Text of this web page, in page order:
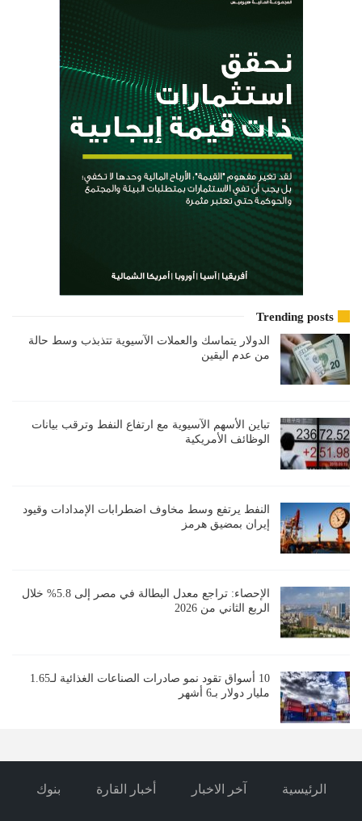
Trending posts
الدولار يتماسك والعملات الآسيوية تتذبذب وسط حالة
من عدم اليقين
تباين الأسهم الآسيوية مع ارتفاع النفط وترقب بيانات
الوظائف الأمريكية
النفط يرتفع وسط مخاوف اضطرابات الإمدادات وقيود
إيران بمضيق هرمز
الإحصاء: تراجع معدل البطالة في مصر إلى 5.8% خلال
الربع الثاني من 2026
10 أسواق تقود نمو صادرات الصناعات الغذائية لـ1.65
مليار دولار بـ6 أشهر
الرئيسية آخر الاخبار أخبار القارة بنوك